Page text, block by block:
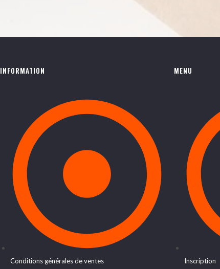
INFORMATION
Conditions générales de ventes
MENU
Inscription